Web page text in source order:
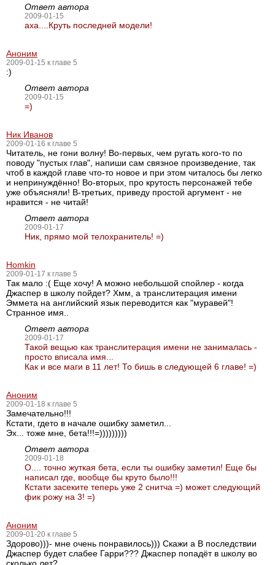
Ответ автора
2009-01-15
аха....Круть последней модели!
Аноним
2009-01-15 к главе 5
:)
Ответ автора
2009-01-15
=)
Ник Иванов
2009-01-16 к главе 5
Читатель, не гони волну! Во-первых, чем ругать кого-то по
поводу "пустых глав", напиши сам связное произведение, так
чтоб в каждой главе что-то новое и при этом читалось бы легко
и непринуждённо! Во-вторых, про крутость персонажей тебе
уже объясняли! В-третьих, приведу простой аргумент - не
нравится - не читай!
Ответ автора
2009-01-17
Ник, прямо мой телохранитель! =)
Homkin
2009-01-17 к главе 5
Так мало :( Еще хочу! А можно небольшой спойлер - когда
Джаспер в школу пойдет? Хмм, а транслитерация имени
Эммета на английский язык переводится как "муравей"!
Странное имя..
Ответ автора
2009-01-17
Такой вещью как транслитерация имени не занималась -
просто вписала имя...
Как и все маги в 11 лет! То бишь в следующей 6 главе! =)
Аноним
2009-01-18 к главе 5
Замечательно!!!
Кстати, гдето в начале ошибку заметил...
Эх... тоже мне, бета!!!=)))))))))
Ответ автора
2009-01-18
О.... точно жуткая бета, если ты ошибку заметил! Еще бы
написал где, вообще бы круто было!!!
Кстати засеките теперь уже 2 снитча =) может следующий
фик рожу на 3! =)
Аноним
2009-01-20 к главе 5
Здорово)))- мне очень понравилось))) Скажи а В последствии
Джаспер будет слабее Гарри??? Джаспер попадёт в школу во